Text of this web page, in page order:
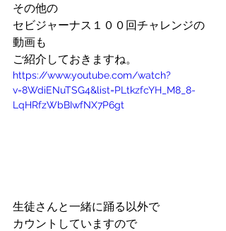
その他の
セビジャーナス１００回チャレンジの
動画も
ご紹介しておきますね。
https://www.youtube.com/watch?
v=8WdiENuTSG4&list=PLtkzfcYH_M8_8-
LqHRfzWbBIwfNX7P6gt
生徒さんと一緒に踊る以外で
カウントしていますので